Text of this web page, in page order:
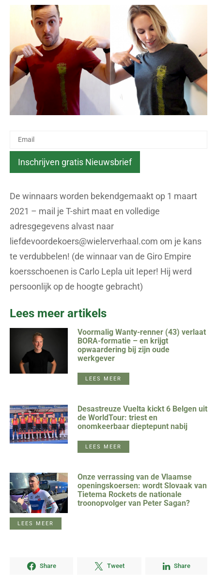
De winnaars worden bekendgemaakt op 1 maart
2021 – mail je T-shirt maat en volledige
adresgegevens alvast naar
liefdevoordekoers@wielerverhaal.com om je kans
te verdubbelen! (de winnaar van de Giro Empire
koersschoenen is Carlo Lepla uit Ieper! Hij werd
persoonlijk op de hoogte gebracht)
Lees meer artikels
Voormalig Wanty-renner (43) verlaat
BORA-formatie – en krijgt
opwaardering bij zijn oude
werkgever
LEES MEER
Desastreuze Vuelta kickt 6 Belgen uit
de WorldTour: triest en
onomkeerbaar dieptepunt nabij
LEES MEER
Onze verrassing van de Vlaamse
openingskoersen: wordt Slovaak van
Tietema Rockets de nationale
troonopvolger van Peter Sagan?
LEES MEER
Share Tweet Share